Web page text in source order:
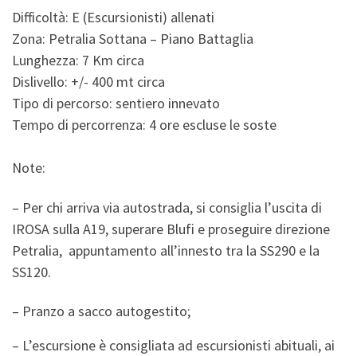
Difficoltà: E (Escursionisti) allenati
Zona: Petralia Sottana – Piano Battaglia
Lunghezza: 7 Km circa
Dislivello: +/- 400 mt circa
Tipo di percorso: sentiero innevato
Tempo di percorrenza: 4 ore escluse le soste
Note:
– Per chi arriva via autostrada, si consiglia l’uscita di
IROSA sulla A19, superare Blufi e proseguire direzione
Petralia, appuntamento all’innesto tra la SS290 e la
SS120.
– Pranzo a sacco autogestito;
– L’escursione è consigliata ad escursionisti abituali, ai